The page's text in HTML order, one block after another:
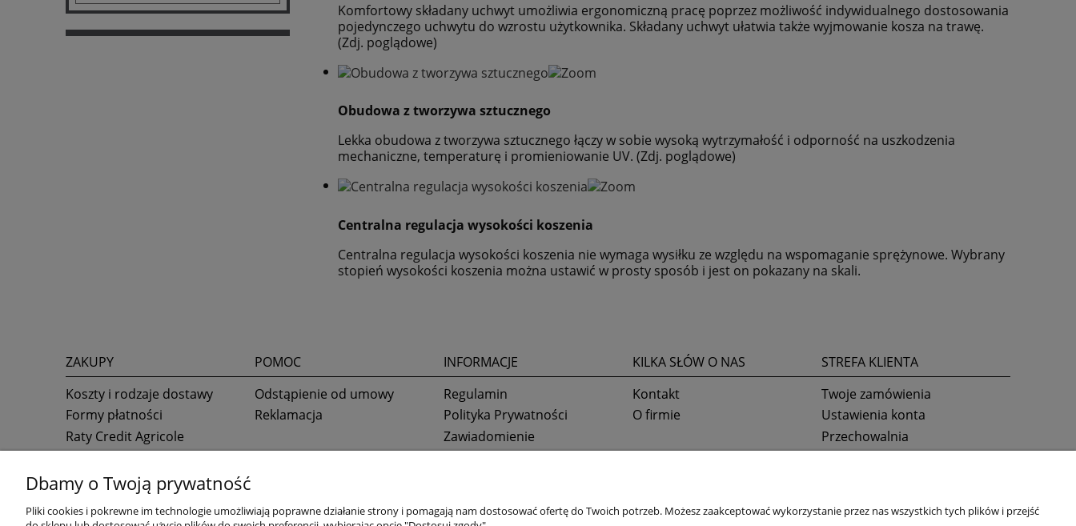
Komfortowy składany uchwyt umożliwia ergonomiczną pracę poprzez możliwość indywidualnego dostosowania
pojedynczego uchwytu do wzrostu użytkownika. Składany uchwyt ułatwia także wyjmowanie kosza na trawę.
(Zdj. poglądowe)
Obudowa z tworzywa sztucznego
Lekka obudowa z tworzywa sztucznego łączy w sobie wysoką wytrzymałość i odporność na uszkodzenia
mechaniczne, temperaturę i promieniowanie UV. (Zdj. poglądowe)
Centralna regulacja wysokości koszenia
Centralna regulacja wysokości koszenia nie wymaga wysiłku ze względu na wspomaganie sprężynowe. Wybrany
stopień wysokości koszenia można ustawić w prosty sposób i jest on pokazany na skali.
ZAKUPY
Koszty i rodzaje dostawy
Formy płatności
Raty Credit Agricole
POMOC
Odstąpienie od umowy
Reklamacja
INFORMACJE
Regulamin
Polityka Prywatności
Zawiadomienie
KILKA SŁÓW O NAS
Kontakt
O firmie
STREFA KLIENTA
Twoje zamówienia
Ustawienia konta
Przechowalnia
Dbamy o Twoją prywatność
Pliki cookies i pokrewne im technologie umożliwiają poprawne działanie strony i pomagają nam dostosować ofertę do Twoich potrzeb. Możesz zaakceptować wykorzystanie przez nas wszystkich tych plików i przejść